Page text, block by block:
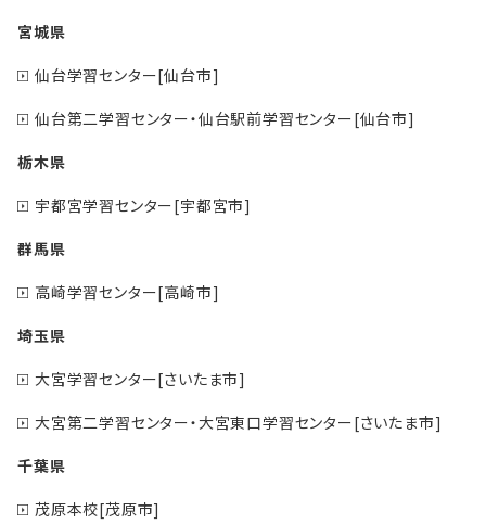
宮城県
仙台学習センター[仙台市]
仙台第二学習センター・仙台駅前学習センター[仙台市]
栃木県
宇都宮学習センター[宇都宮市]
群馬県
高崎学習センター[高崎市]
埼玉県
大宮学習センター[さいたま市]
大宮第二学習センター・大宮東口学習センター[さいたま市]
千葉県
茂原本校[茂原市]